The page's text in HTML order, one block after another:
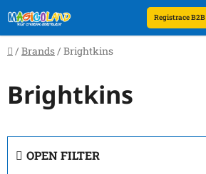
to
content
Registrace B2B
Home
/ Brands / Brightkins
Brightkins
OPEN FILTER